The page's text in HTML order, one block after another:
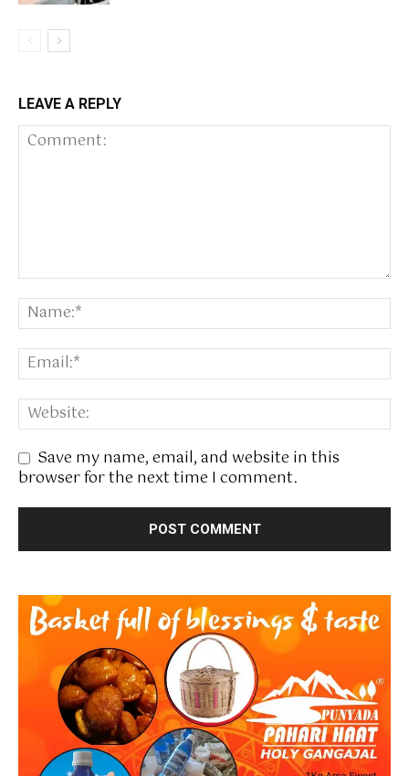
LEAVE A REPLY
Save my name, email, and website in this
browser for the next time I comment.